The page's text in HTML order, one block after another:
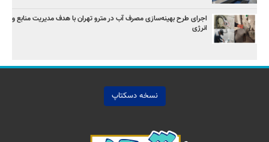
اجرای طرح بهینه‌سازی مصرف آب در مترو تهران با هدف مدیریت منابع و
انرژی
نسخه دسکتاپ